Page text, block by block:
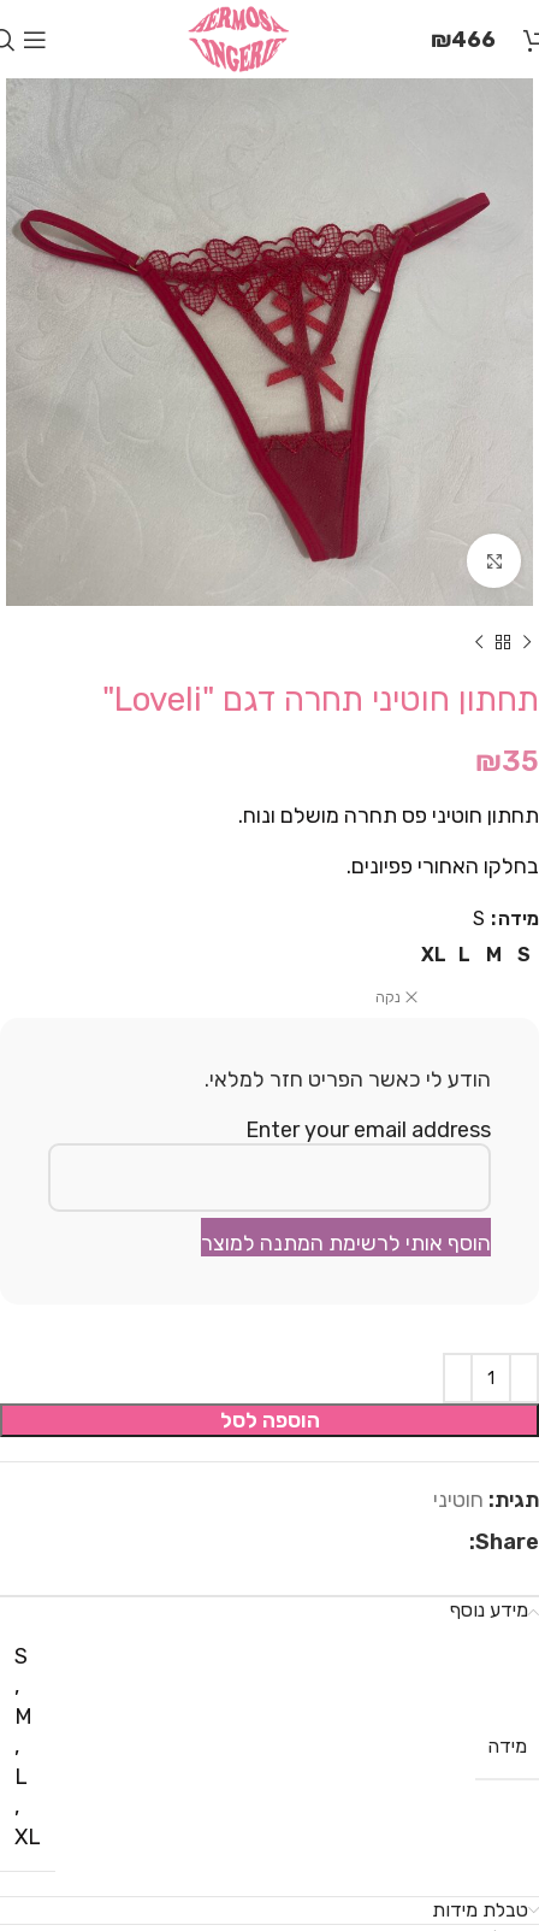
זֶה
אָתָרִים".
הַמְּסַיַּעַת
₪466
Click to enlarge
תחתון חוטיני תחרה דגם "Loveli"
₪35
תחתון חוטיני פס תחרה מושלם ונוח.
בחלקו האחורי פפיונים.
מידה
S
S
M
L
XL
נקה
הודע לי כאשר הפריט חזר למלאי.
Enter your email address
הוסף אותי לרשימת המתנה למוצר
הוספה לסל
תגית: חוטיני
Share:
מידע נוסף
מידה
S
,
M
,
L
,
XL
טבלת מידות